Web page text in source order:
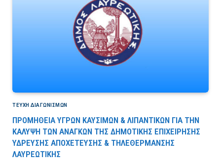
ΤΕΎΧΗ ΔΙΑΓΩΝΙΣΜΏΝ
ΠΡΟΜΗΘΕΙΑ ΥΓΡΩΝ ΚΑΥΣΙΜΩΝ & ΛΙΠΑΝΤΙΚΩΝ ΓΙΑ ΤΗΝ
ΚΑΛΥΨΗ ΤΩΝ ΑΝΑΓΚΩΝ ΤΗΣ ΔΗΜΟΤΙΚΗΣ ΕΠΙΧΕΙΡΗΣΗΣ
ΥΔΡΕΥΣΗΣ ΑΠΟΧΕΤΕΥΣΗΣ & ΤΗΛΕΘΕΡΜΑΝΣΗΣ
ΛΑΥΡΕΩΤΙΚΗΣ